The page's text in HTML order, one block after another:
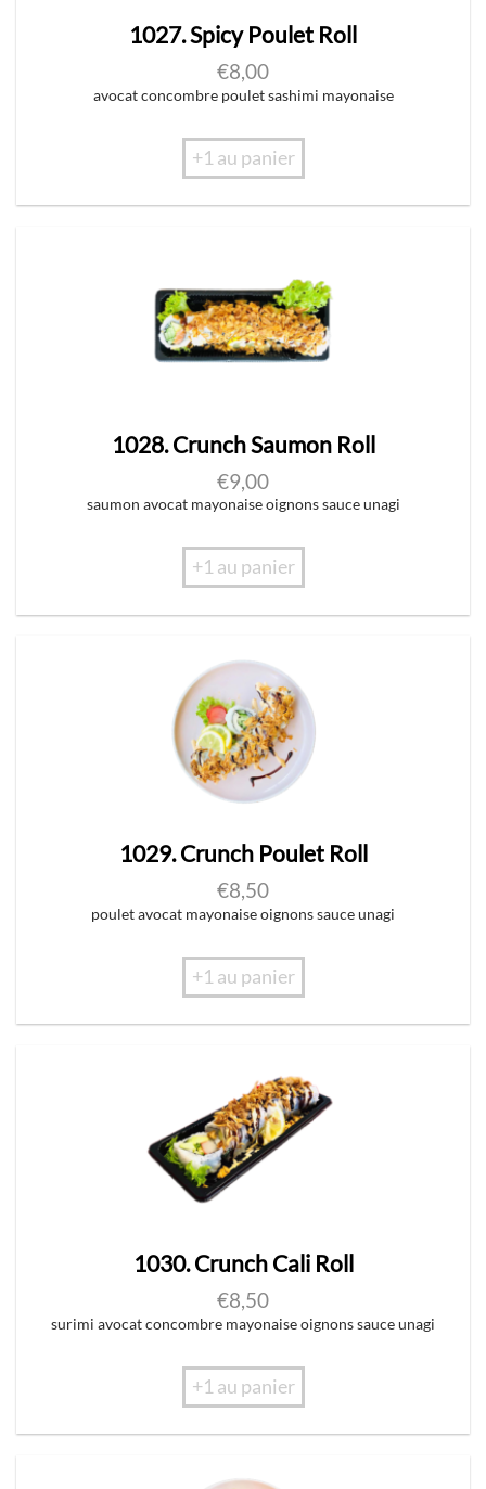
1027. Spicy Poulet Roll
€8,00
avocat concombre poulet sashimi mayonaise
+1 au panier
1028. Crunch Saumon Roll
€9,00
saumon avocat mayonaise oignons sauce unagi
+1 au panier
1029. Crunch Poulet Roll
€8,50
poulet avocat mayonaise oignons sauce unagi
+1 au panier
1030. Crunch Cali Roll
€8,50
surimi avocat concombre mayonaise oignons sauce unagi
+1 au panier